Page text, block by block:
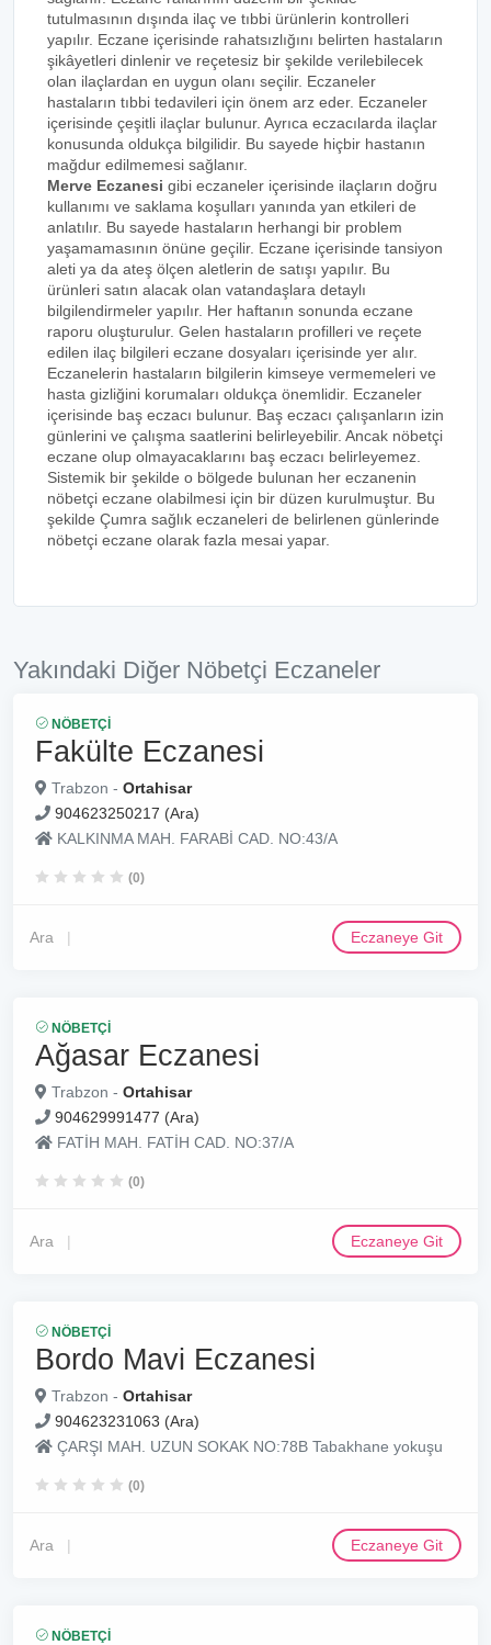
tutulmasının dışında ilaç ve tıbbi ürünlerin kontrolleri
yapılır. Eczane içerisinde rahatsızlığını belirten hastaların
şikâyetleri dinlenir ve reçetesiz bir şekilde verilebilecek
olan ilaçlardan en uygun olanı seçilir. Eczaneler
hastaların tıbbi tedavileri için önem arz eder. Eczaneler
içerisinde çeşitli ilaçlar bulunur. Ayrıca eczacılarda ilaçlar
konusunda oldukça bilgilidir. Bu sayede hiçbir hastanın
mağdur edilmemesi sağlanır.
Merve Eczanesi gibi eczaneler içerisinde ilaçların doğru
kullanımı ve saklama koşulları yanında yan etkileri de
anlatılır. Bu sayede hastaların herhangi bir problem
yaşamamasının önüne geçilir. Eczane içerisinde tansiyon
aleti ya da ateş ölçen aletlerin de satışı yapılır. Bu
ürünleri satın alacak olan vatandaşlara detaylı
bilgilendirmeler yapılır. Her haftanın sonunda eczane
raporu oluşturulur. Gelen hastaların profilleri ve reçete
edilen ilaç bilgileri eczane dosyaları içerisinde yer alır.
Eczanelerin hastaların bilgilerin kimseye vermemeleri ve
hasta gizliğini korumaları oldukça önemlidir. Eczaneler
içerisinde baş eczacı bulunur. Baş eczacı çalışanların izin
günlerini ve çalışma saatlerini belirleyebilir. Ancak nöbetçi
eczane olup olmayacaklarını baş eczacı belirleyemez.
Sistemik bir şekilde o bölgede bulunan her eczanenin
nöbetçi eczane olabilmesi için bir düzen kurulmuştur. Bu
şekilde Çumra sağlık eczaneleri de belirlenen günlerinde
nöbetçi eczane olarak fazla mesai yapar.
Yakındaki Diğer Nöbetçi Eczaneler
NÖBETÇI
Fakülte Eczanesi
Trabzon - Ortahisar
904623250217 (Ara)
KALKINMA MAH. FARABİ CAD. NO:43/A
(0)
Ara Eczaneye Git
NÖBETÇI
Ağasar Eczanesi
Trabzon - Ortahisar
904629991477 (Ara)
FATİH MAH. FATİH CAD. NO:37/A
(0)
Ara Eczaneye Git
NÖBETÇI
Bordo Mavi Eczanesi
Trabzon - Ortahisar
904623231063 (Ara)
ÇARŞI MAH. UZUN SOKAK NO:78B Tabakhane yokuşu
(0)
Ara Eczaneye Git
NÖBETÇI